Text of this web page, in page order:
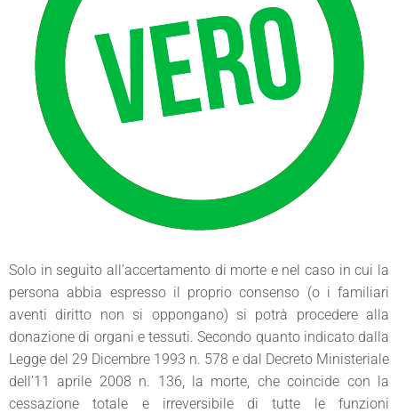
Solo in seguito all’accertamento di morte e nel caso in cui la
persona abbia espresso il proprio consenso (o i familiari
aventi diritto non si oppongano) si potrà procedere alla
donazione di organi e tessuti. Secondo quanto indicato dalla
Legge del 29 Dicembre 1993 n. 578 e dal Decreto Ministeriale
dell’11 aprile 2008 n. 136, la morte, che coincide con la
cessazione totale e irreversibile di tutte le funzioni